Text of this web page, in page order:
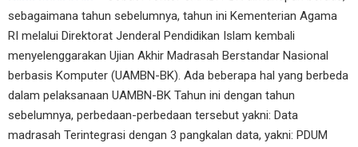
sebagaimana tahun sebelumnya, tahun ini Kementerian Agama
RI melalui Direktorat Jenderal Pendidikan Islam kembali
menyelenggarakan Ujian Akhir Madrasah Berstandar Nasional
berbasis Komputer (UAMBN-BK). Ada beberapa hal yang berbeda
dalam pelaksanaan UAMBN-BK Tahun ini dengan tahun
sebelumnya, perbedaan-perbedaan tersebut yakni: Data
madrasah Terintegrasi dengan 3 pangkalan data, yakni: PDUM